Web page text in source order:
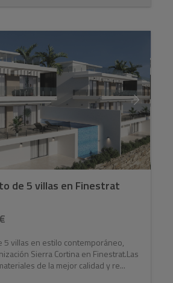
de 5 villas en Finestrat
5 villas en estilo contemporáneo,
Sierra Cortina en Finestrat.Las
de la mejor calidad y re...